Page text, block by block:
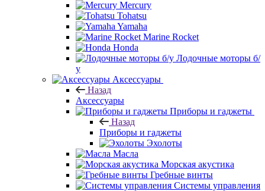
Mercury
Tohatsu
Yamaha
Marine Rocket
Honda
Лодочные моторы б/
у
Аксессуары
Назад
Аксессуары
Приборы и гаджеты
Назад
Приборы и гаджеты
Эхолоты
Масла
Морская акустика
Гребные винты
Системы управления